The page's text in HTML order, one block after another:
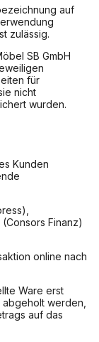
auf
zulässig.
SB GmbH
für
nicht
wurden.
Kunden
Finanz)
online nach
Ware erst
werden,
auf das